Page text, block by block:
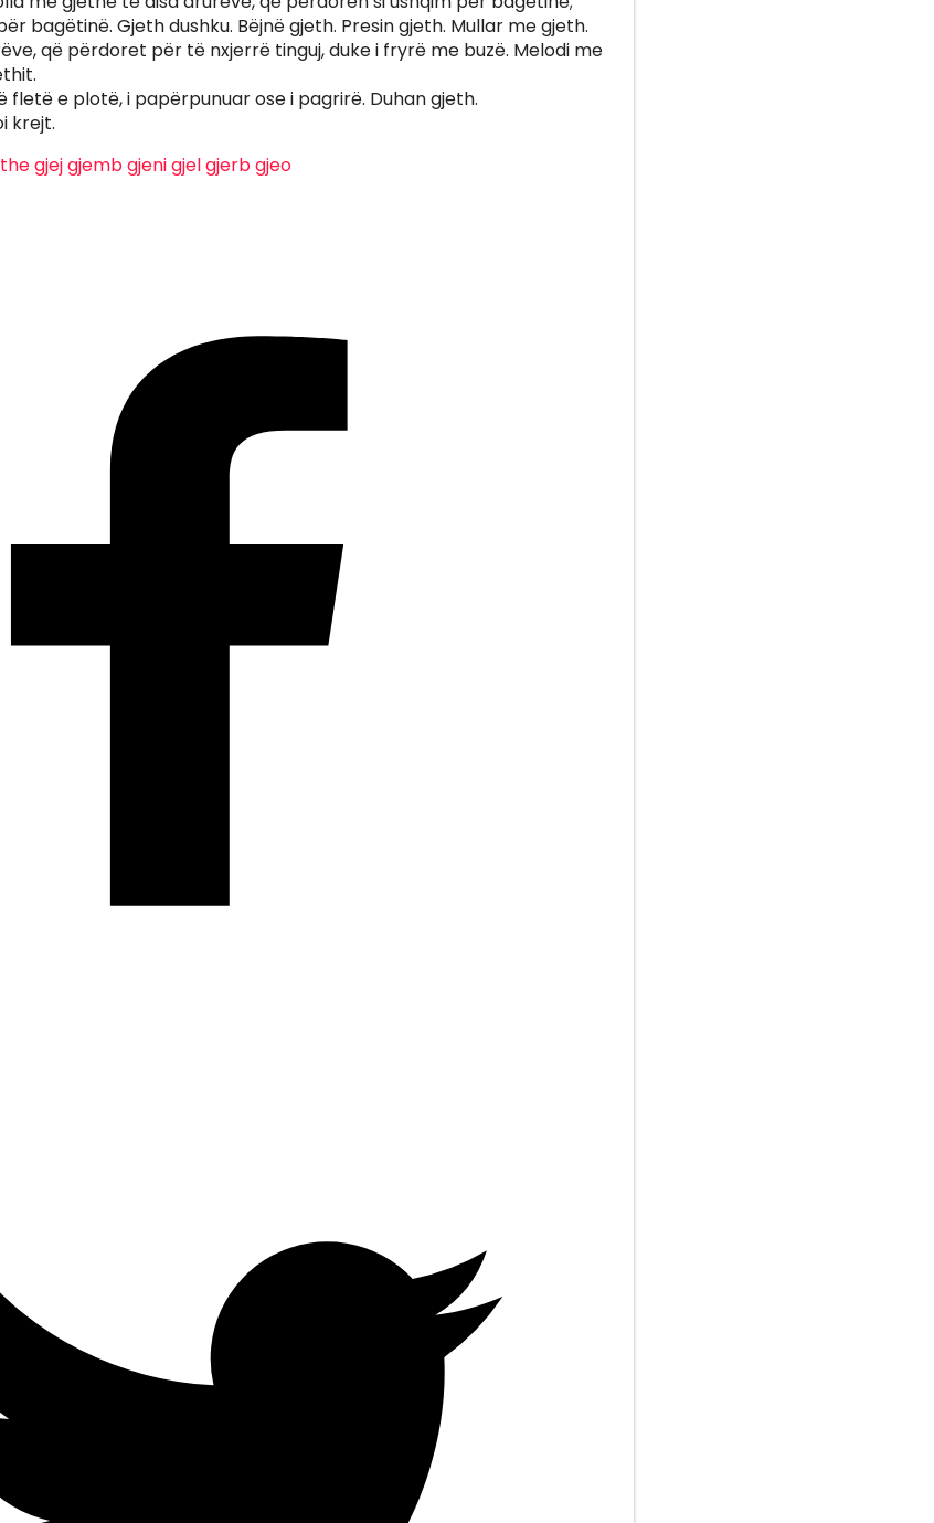
bagëtinë. Gjeth dushku. Bëjnë gjeth. Presin gjeth. Mullar me gjeth.
që përdoret për të nxjerrë tinguj, duke i fryrë me buzë. Melodi me
fletë e plotë, i papërpunuar ose i pagrirë. Duhan gjeth.
krejt.
gjejgjembgjenigjelgjerbgjeo